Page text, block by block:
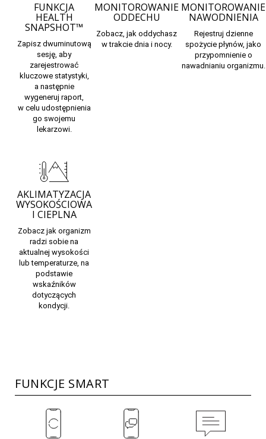
FUNKCJA
HEALTH
SNAPSHOT™
Zapisz dwuminutową
sesję, aby
zarejestrować
kluczowe statystyki,
a następnie
wygeneruj raport,
w celu udostępnienia
go swojemu
lekarzowi.
MONITOROWANIE
ODDECHU
Zobacz, jak oddychasz
w trakcie dnia i nocy.
MONITOROWANIE
NAWODNIENIA
Rejestruj dzienne
spożycie płynów, jako
przypomnienie o
nawadnianiu organizmu.
AKLIMATYZACJA
WYSOKOŚCIOWA
I CIEPLNA
Zobacz jak organizm
radzi sobie na
aktualnej wysokości
lub temperaturze, na
podstawie
wskaźników
dotyczących
kondycji.
FUNKCJE SMART